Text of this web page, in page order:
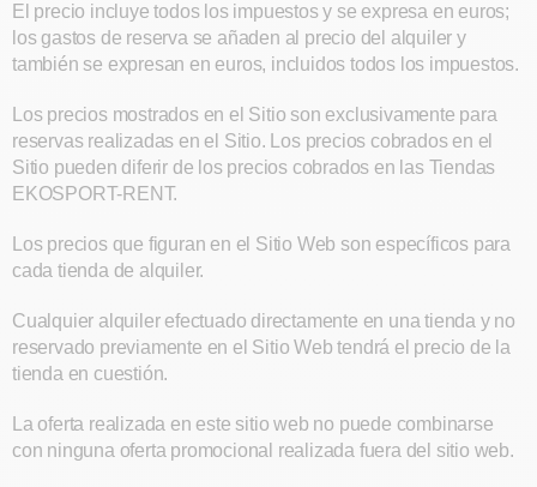
El precio incluye todos los impuestos y se expresa en euros;
los gastos de reserva se añaden al precio del alquiler y
también se expresan en euros, incluidos todos los impuestos.
Los precios mostrados en el Sitio son exclusivamente para
reservas realizadas en el Sitio. Los precios cobrados en el
Sitio pueden diferir de los precios cobrados en las Tiendas
EKOSPORT-RENT.
Los precios que figuran en el Sitio Web son específicos para
cada tienda de alquiler.
Cualquier alquiler efectuado directamente en una tienda y no
reservado previamente en el Sitio Web tendrá el precio de la
tienda en cuestión.
La oferta realizada en este sitio web no puede combinarse
con ninguna oferta promocional realizada fuera del sitio web.